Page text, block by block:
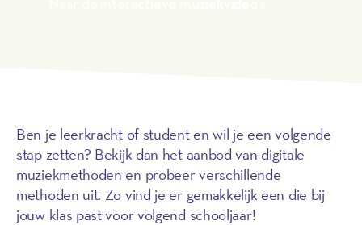
Ben je leerkracht of student en wil je een volgende
stap zetten? Bekijk dan het aanbod van digitale
muziekmethoden en probeer verschillende
methoden uit. Zo vind je er gemakkelijk een die bij
jouw klas past voor volgend schooljaar!